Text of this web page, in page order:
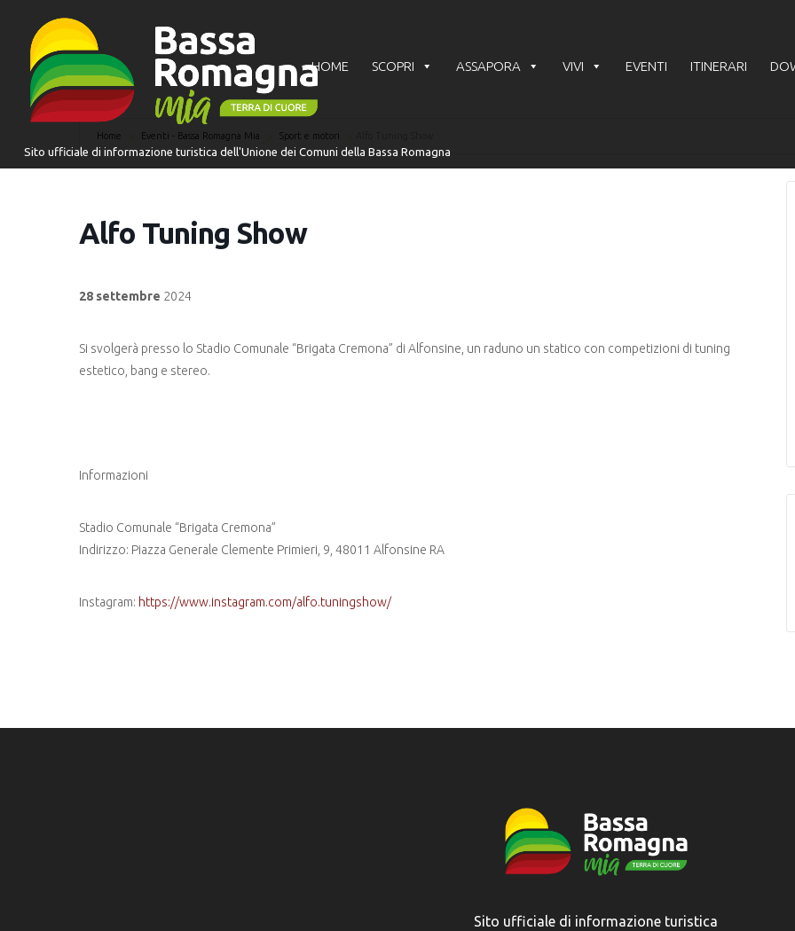
HOME SCOPRI ASSAPORA VIVI EVENTI ITINERARI
Home Eventi - Bassa Romagna Mia Sport e motori
Alfo Tuning Show
28 settembre 2024
Si svolgerà presso lo Stadio Comunale “Brigata Cremona” di Alfonsine, un raduno un statico con competizioni di tuning
estetico, bang e stereo.
Informazioni
Stadio Comunale “Brigata Cremona”
Indirizzo: Piazza Generale Clemente Primieri, 9, 48011 Alfonsine RA
Instagram: https://www.instagram.com/alfo.tuningshow/
Sito ufficiale di informazione turistica